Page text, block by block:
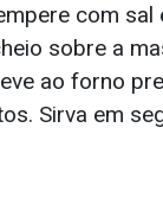
com sal
sobre a
ao forno
Sirva em